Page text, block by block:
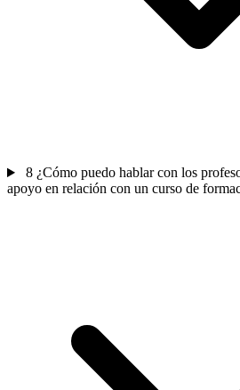
8 ¿Cómo puedo hablar con los
apoyo en relación con un curso de